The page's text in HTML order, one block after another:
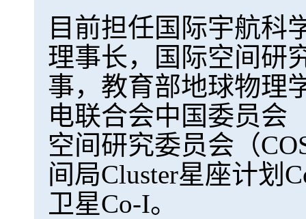
目前担任国际宇航科
理事长，国际空间研
事，教育部地球物理
电联合会中国委员会
空间研究委员会（
间局Cluster星座计划
卫星Co-I。